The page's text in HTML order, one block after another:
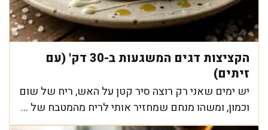
הקציצות דגים המשגעות ב-30 דק' (עם
זיתים)
יש ימים שאני רק רוצה סיר קטן על האש, ריח של שום
וכמון, ומשהו מנחם שמחזיר אותי לריח מהמטבח של ...